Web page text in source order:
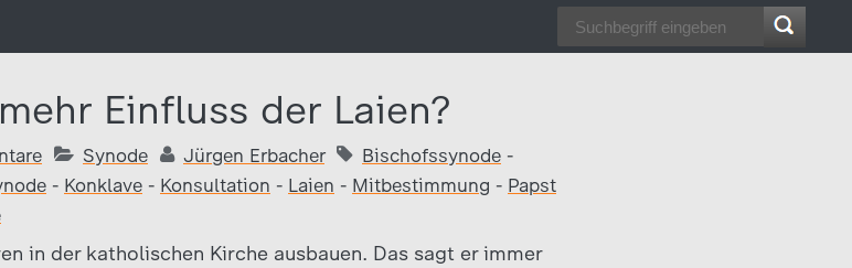
Einfluss der Laien?
Synode Jürgen Erbacher Bischofssynode -
- Konklave - Konsultation - Laien - Mitbestimmung - Papst
in der katholischen Kirche ausbauen. Das sagt er immer